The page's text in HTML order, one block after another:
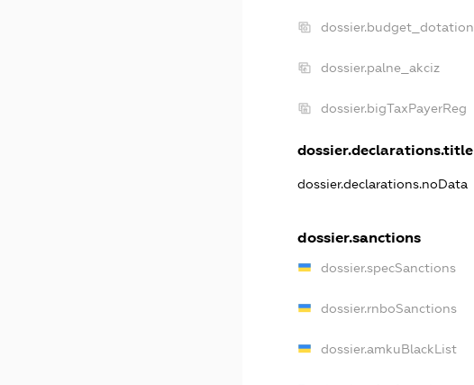
dossier.budget_dotation
dossier.palne_akciz
dossier.bigTaxPayerReg
dossier.declarations.title
dossier.declarations.noData
dossier.sanctions
dossier.specSanctions
dossier.rnboSanctions
dossier.amkuBlackList